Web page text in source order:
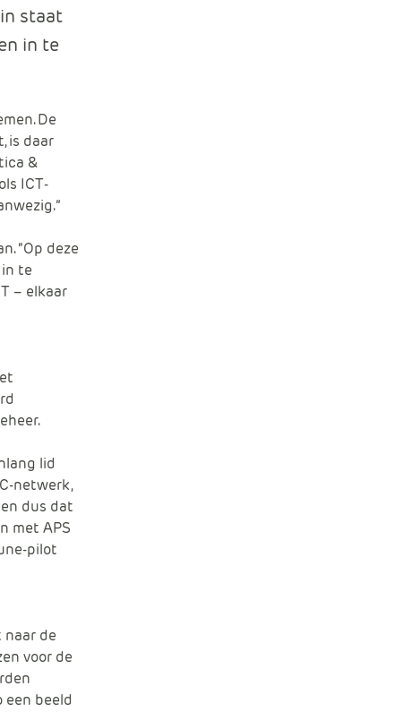
staat
in te
De
is daar
&
ICT-
“Op deze
te
– elkaar
lid
netwerk,
dus dat
met APS
pilot
de
voor de
een beeld